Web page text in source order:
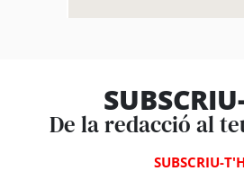
De la redacció al
SUBSCRIU-